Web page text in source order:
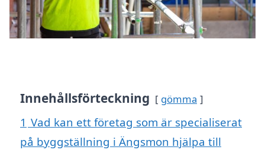
Innehållsförteckning gömma
1 Vad kan ett företag som är specialiserat
på byggställning i Ängsmon hjälpa till